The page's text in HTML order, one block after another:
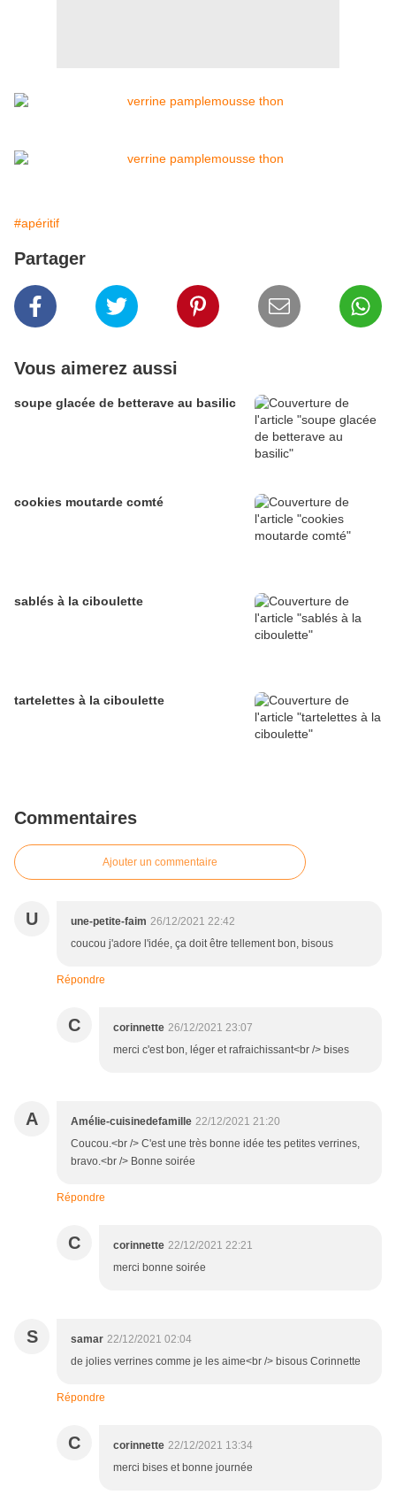
#apéritif
Partager
Vous aimerez aussi
soupe glacée de betterave au basilic
cookies moutarde comté
sablés à la ciboulette
tartelettes à la ciboulette
Commentaires
Ajouter un commentaire
U une-petite-faim 26/12/2021 22:42
coucou j'adore l'idée, ça doit être tellement bon, bisous
Répondre
C corinnette 26/12/2021 23:07
merci c'est bon, léger et rafraichissant<br /> bises
A Amélie-cuisinedefamille 22/12/2021 21:20
Coucou.<br /> C'est une très bonne idée tes petites verrines,
bravo.<br /> Bonne soirée
Répondre
C corinnette 22/12/2021 22:21
merci bonne soirée
S samar 22/12/2021 02:04
de jolies verrines comme je les aime<br /> bisous Corinnette
Répondre
C corinnette 22/12/2021 13:34
merci bises et bonne journée